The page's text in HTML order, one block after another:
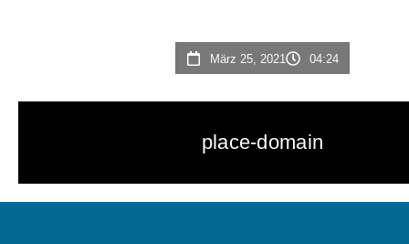
März 25, 2021 04:24
place-domain